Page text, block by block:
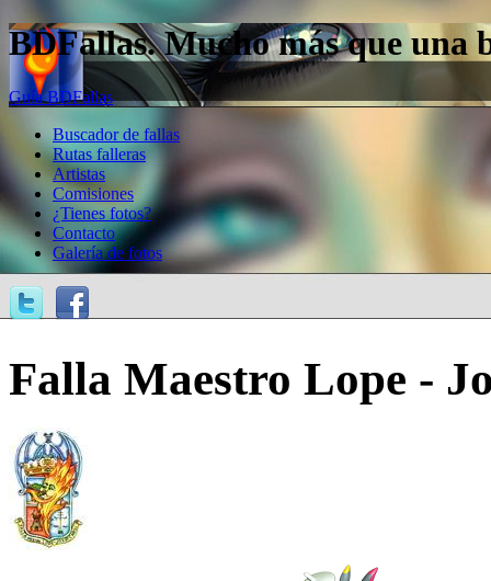
BDFallas. Mucho más que una
Guía BDFallas
Buscador de fallas
Rutas falleras
Artistas
Comisiones
¿Tienes fotos?
Contacto
Galería de fotos
Falla Maestro Lope -